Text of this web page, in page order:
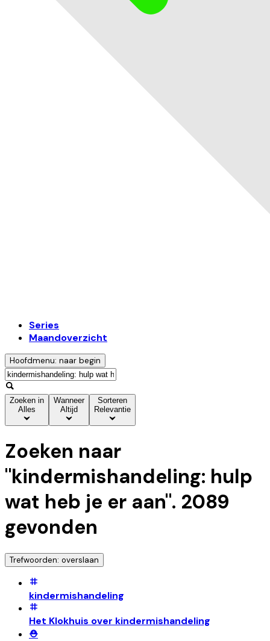
Series
Maandoverzicht
Hoofdmenu: naar begin
Zoeken in
Alles
Wanneer
Altijd
Sorteren
Relevantie
Zoeken naar
"kindermishandeling: hulp
wat heb je er aan". 2089
gevonden
Trefwoorden: overslaan
kindermishandeling
Het Klokhuis over kindermishandeling
⛑️